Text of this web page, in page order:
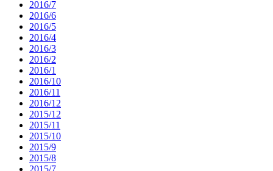
2016/7
2016/6
2016/5
2016/4
2016/3
2016/2
2016/1
2016/10
2016/11
2016/12
2015/12
2015/11
2015/10
2015/9
2015/8
2015/7